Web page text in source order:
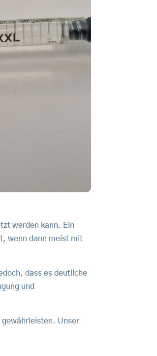
werden kann. Ein
wenn dann meist mit
dass es deutliche
und
gewährleisten. Unser